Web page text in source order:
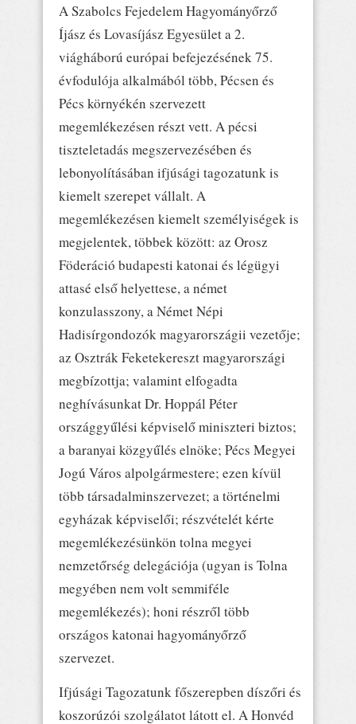
A Szabolcs Fejedelem Hagyományőrző
Íjász és Lovasíjász Egyesület a 2.
viágháború európai befejezésének 75.
évfodulója alkalmából több, Pécsen és
Pécs környékén szervezett
megemlékezésen részt vett. A pécsi
tiszteletadás megszervezésében és
lebonyolításában ifjúsági tagozatunk is
kiemelt szerepet vállalt. A
megemlékezésen kiemelt személyiségek is
megjelentek, többek között: az Orosz
Föderáció budapesti katonai és légügyi
attasé első helyettese, a német
konzulasszony, a Német Népi
Hadisírgondozók magyarországii vezetője;
az Osztrák Feketekereszt magyarországi
megbízottja; valamint elfogadta
neghívásunkat Dr. Hoppál Péter
országgyűlési képviselő miniszteri biztos;
a baranyai közgyűlés elnöke; Pécs Megyei
Jogú Város alpolgármestere; ezen kívül
több társadalminszervezet; a történelmi
egyházak képviselői; részvételét kérte
megemlékezésünkön tolna megyei
nemzetőrség delegációja (ugyan is Tolna
megyében nem volt semmiféle
megemlékezés); honi részről több
országos katonai hagyományőrző
szervezet.
Ifjúsági Tagozatunk főszerepben díszőri és
koszorúzói szolgálatot látott el. A Honvéd